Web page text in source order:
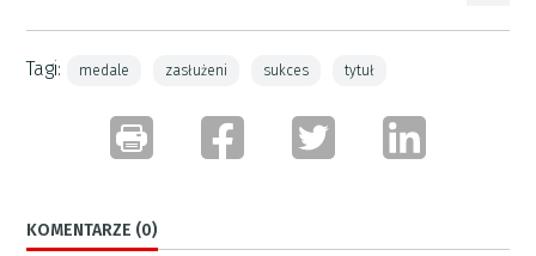
Tagi: medale zasłużeni sukces tytuł
KOMENTARZE (0)